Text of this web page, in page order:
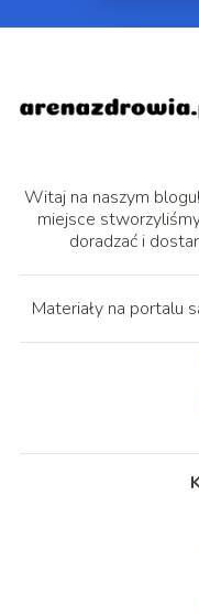
Witaj na naszym
miejsce
doradzać i
Materiały na portalu